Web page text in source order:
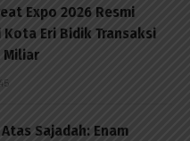
Expo 2026 Resmi
Kota Eri Bidik Transaksi
Miliar
Sajadah: Enam